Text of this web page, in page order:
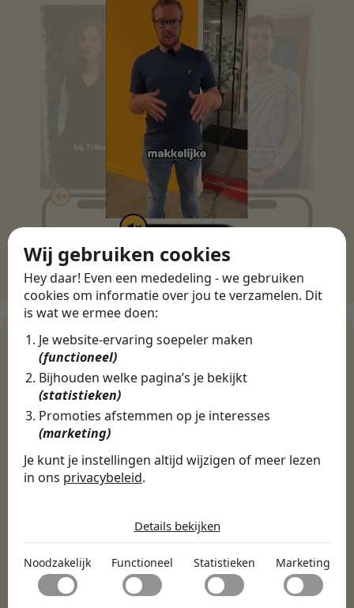
Wij gebruiken cookies
Hey daar! Even een mededeling - we gebruiken
cookies om informatie over jou te verzamelen. Dit
is wat we ermee doen:
Je website-ervaring soepeler maken
(functioneel)
Bijhouden welke pagina’s je bekijkt
(statistieken)
Promoties afstemmen op je interesses
(marketing)
Je kunt je instellingen altijd wijzigen of meer lezen
in ons privacybeleid.
Noodzakelijk
Noodzakelijke cookies helpen een website bruikbaar te
maken door basisfuncties zoals paginanavigatie en
toegang tot beveiligde delen van de website mogelijk te
Functioneel
Details bekijken
Noodzakelijk Functioneel Statistieken Marketing
WERKGEVERS
Ontdek meer dan 500+
werkgevers
Finance, HR & administratie
Techniek, Productie, Logistiek & Groen
Zorg & Welzijn